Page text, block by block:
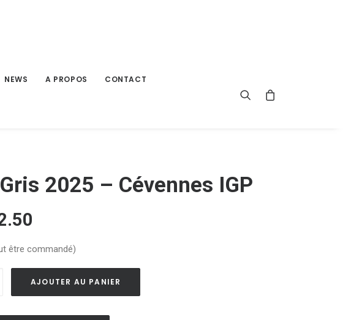
NEWS A PROPOS CONTACT
2025 – Cévennes IGP
être commandé)
AJOUTER AU PANIER